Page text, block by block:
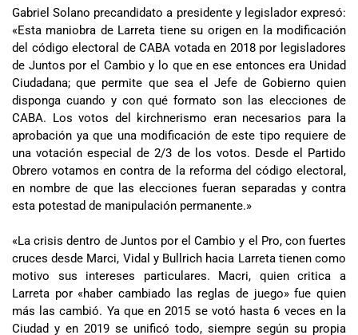
Gabriel Solano precandidato a presidente y legislador expresó:
«Esta maniobra de Larreta tiene su origen en la modificación
del código electoral de CABA votada en 2018 por legisladores
de Juntos por el Cambio y lo que en ese entonces era Unidad
Ciudadana; que permite que sea el Jefe de Gobierno quien
disponga cuando y con qué formato son las elecciones de
CABA. Los votos del kirchnerismo eran necesarios para la
aprobación ya que una modificación de este tipo requiere de
una votación especial de 2/3 de los votos. Desde el Partido
Obrero votamos en contra de la reforma del código electoral,
en nombre de que las elecciones fueran separadas y contra
esta potestad de manipulación permanente.»
«La crisis dentro de Juntos por el Cambio y el Pro, con fuertes
cruces desde Marci, Vidal y Bullrich hacia Larreta tienen como
motivo sus intereses particulares. Macri, quien critica a
Larreta por «haber cambiado las reglas de juego» fue quien
más las cambió. Ya que en 2015 se votó hasta 6 veces en la
Ciudad y en 2019 se unificó todo, siempre según su propia